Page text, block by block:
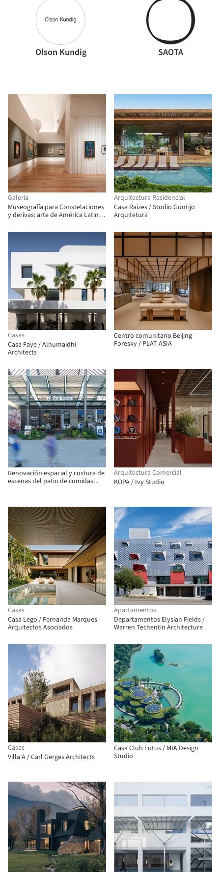
Olson Kundig SAOTA
Galería
Museografía para Constelaciones
y derivas: arte de América Latina
von Werz Arquitectos + Mauricio
Arquitectura Residencial
Casa Raízes / Studio Gontijo
Arquitetura
Casas
Casa Faye / Alhumaidhi
Architects
Centro comunitario Beijing
Foresky / PLAT ASIA
Renovación espacial y costura de
escenas del patio de comidas
Arquitectura Comercial
KOPA / Ivy Studio
Casas
Casa Lego / Fernanda Marques
Arquitectos Asociados
Apartamentos
Departamentos Elysian Fields /
Warren Techentin Architecture
Casas
Villa A / Carl Gerges Architects
Casa Club Lotus / MIA Design
Studio